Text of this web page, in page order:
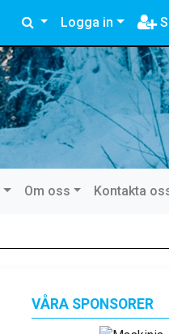
Logga in
Om oss Kontakta
VÅRA SPONSORER